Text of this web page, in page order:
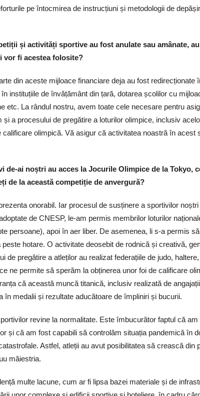
pe întocmirea de instrucțiuni și metodologii de
și activități sportive au fost anulate sau amânate,
vor fi acestea folosite?
din aceste mijloace financiare deja au fost redirecționate
instituțiile de învățământ din țară, dotarea școlilor cu
etc. La rândul nostru, avem toate cele necesare pentru
a procesului de pregătire a loturilor olimpice, inclusiv
calificare olimpică. Vă asigur că activitatea noastră în acest
ai noștri au acces la Jocurile Olimpice de la Tokyo,
de la această competiție de anvergură?
onorabil. Iar procesul de susținere a sportivilor
de CNESP, le-am permis membrilor loturilor
persoane), apoi în aer liber. De asemenea, li s-a permis
hotare. O activitate deosebit de rodnică și creativă,
de pregătire a atleților au realizat federațiile de judo,
ne permite să sperăm la obținerea unor foi de calificare
că această muncă titanică, inclusiv realizată de
în medalii și rezultate aducătoare de împliniri și bucurii.
revine la normalitate. Este îmbucurător faptul că
și că am fost capabili să controlăm situația pandemică în
Astfel, atleții au avut posibilitatea să crească din
măiestria.
multe lacune, cum ar fi lipsa bazei materiale și de